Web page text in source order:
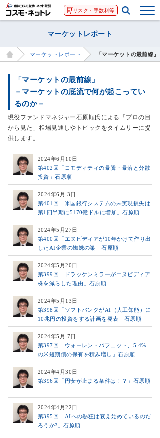
リスク・手数料等
マーケットレポート
マーケットレポート 「マーケットの最前線
「マーケットの最前線」
－マーケットの底流で何が起こってい
るのか－
現役ファンドマネジャー石原順氏による「プロの目
から見た」相場見通しやトピックをタイムリーに提
供します。
2024年6月10日
第402回「コモディティの暴騰・暴落と分散
投資」石原順
2024年6月 3日
第401回「米国銀行システムの未実現損失は
第1四半期に5170億ドルに増加」石原順
2024年5月27日
第400回「エヌビディアが10年かけて作り出
したAI企業の蜘蛛の巣」石原順
2024年5月20日
第399回「ドラッケンミラーがエヌビディア
株を減らした理由」石原順
2024年5月13日
第398回「ソフトバンクがAI（人工知能）に
10兆円の投資をする計画を発表」石原順
2024年5月 7日
第397回「ウォーレン・バフェット、5.4%
の米短期債の保有を積み増し」石原順
2024年4月30日
第396回「円安が止まる条件は！？」石原順
2024年4月22日
第395回「AIへの熱狂は衰え始めているのだ
ろうか?」石原順